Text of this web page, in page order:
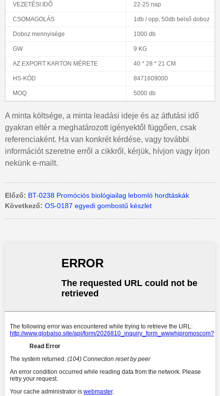
VEZETÉSI IDŐ 22-25 nap
CSOMAGOLÁS 1db / opp, 50db belső doboz
Doboz mennyisége 1000 db
GW 9 KG
AZ EXPORT KARTON MÉRETE 40 * 28 * 21 CM
HS-KÓD 8471609000
MOQ 5000 db
A minta költsége, a minta leadási ideje és az átfutási idő
gyakran eltér a meghatározott igényektől függően, csak
referenciaként. Ha van konkrét kérdése, vagy további
információt szeretne erről a cikkről, kérjük, hívjon vagy írjon
nekünk e-mailt.
Előző: BT-0238 Promóciós biológiailag lebomló hordtáskák
Következő: OS-0187 egyedi gombostű készlet